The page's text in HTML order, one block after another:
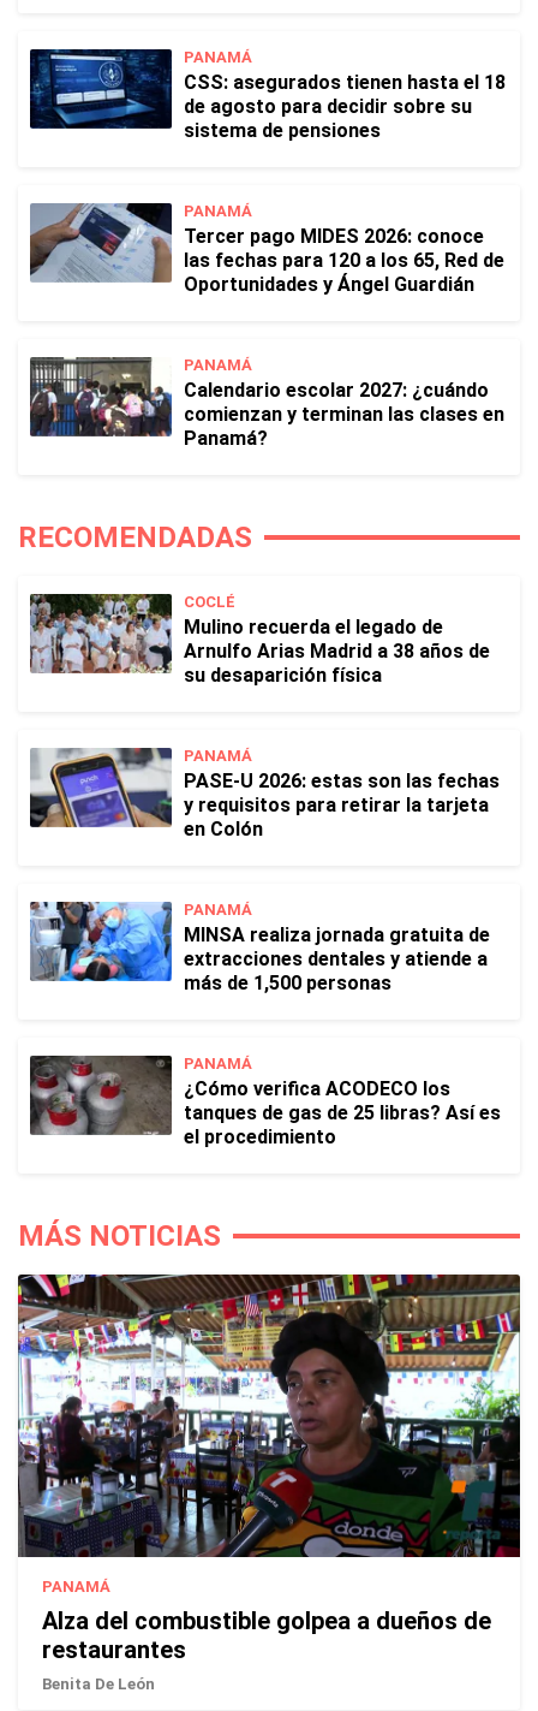
PANAMÁ
CSS: asegurados tienen hasta el 18
de agosto para decidir sobre su
sistema de pensiones
PANAMÁ
Tercer pago MIDES 2026: conoce
las fechas para 120 a los 65, Red de
Oportunidades y Ángel Guardián
PANAMÁ
Calendario escolar 2027: ¿cuándo
comienzan y terminan las clases en
Panamá?
RECOMENDADAS
COCLÉ
Mulino recuerda el legado de
Arnulfo Arias Madrid a 38 años de
su desaparición física
PANAMÁ
PASE-U 2026: estas son las fechas
y requisitos para retirar la tarjeta
en Colón
PANAMÁ
MINSA realiza jornada gratuita de
extracciones dentales y atiende a
más de 1,500 personas
PANAMÁ
¿Cómo verifica ACODECO los
tanques de gas de 25 libras? Así es
el procedimiento
MÁS NOTICIAS
PANAMÁ
Alza del combustible golpea a dueños de
restaurantes
Benita De León